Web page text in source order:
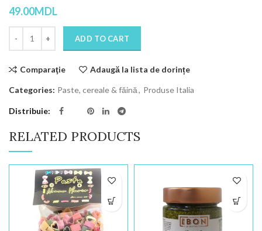
49.00MDL
ADD TO CART
Comparaţie Adaugă la lista de dorințe
Categories: Paste, cereale & făină, Produse Italia
Distribuie
RELATED PRODUCTS